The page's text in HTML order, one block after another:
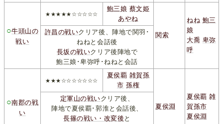
○牛頭山の
戦い
★★★★★☆☆☆☆☆
鮑三娘 蔡文姫
あやね
関索
ねね 鮑三
娘
大喬 卑弥
呼
許昌の戦いクリア後、陣地で関羽･
ねねと会話後
長坂の戦いクリア後陣地で
鮑三娘･卑弥呼･ねねと会話
○南郡の戦
い
★★★☆☆☆☆☆☆☆
夏侯覇 雑賀孫
市 孫権
夏侯淵
夏侯覇 雑
賀孫市
夏侯淵
定軍山の戦いクリア後、
陣地で夏侯覇･郭淮と会話後、
長篠の戦い・改変後 と